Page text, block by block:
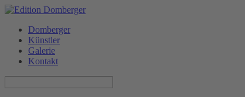
Domberger
Künstler
Galerie
Kontakt